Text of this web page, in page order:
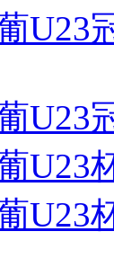
U23
U23
U23
U23